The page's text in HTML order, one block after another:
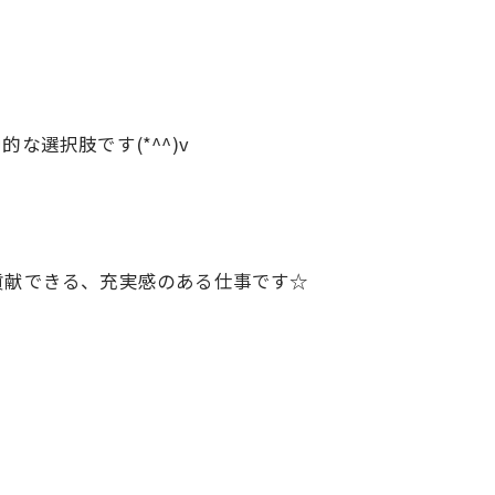
な選択肢です(*^^)v
できる、充実感のある仕事です☆